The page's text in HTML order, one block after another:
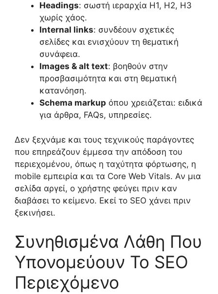
Headings: σωστή ιεραρχία H1, H2, H3
χωρίς χάος.
Internal links: συνδέουν σχετικές
σελίδες και ενισχύουν τη θεματική
συνάφεια.
Images & alt text: βοηθούν στην
προσβασιμότητα και στη θεματική
κατανόηση.
Schema markup όπου χρειάζεται: ειδικά
για άρθρα, FAQs, υπηρεσίες.
Δεν ξεχνάμε και τους τεχνικούς παράγοντες
που επηρεάζουν έμμεσα την απόδοση του
περιεχομένου, όπως η ταχύτητα φόρτωσης, η
mobile εμπειρία και τα Core Web Vitals. Αν μια
σελίδα αργεί, ο χρήστης φεύγει πριν καν
διαβάσει το κείμενο. Εκεί το SEO χάνει πριν
ξεκινήσει.
Συνηθισμένα Λάθη Που
Υπονομεύουν Το SEO
Περιεχόμενο